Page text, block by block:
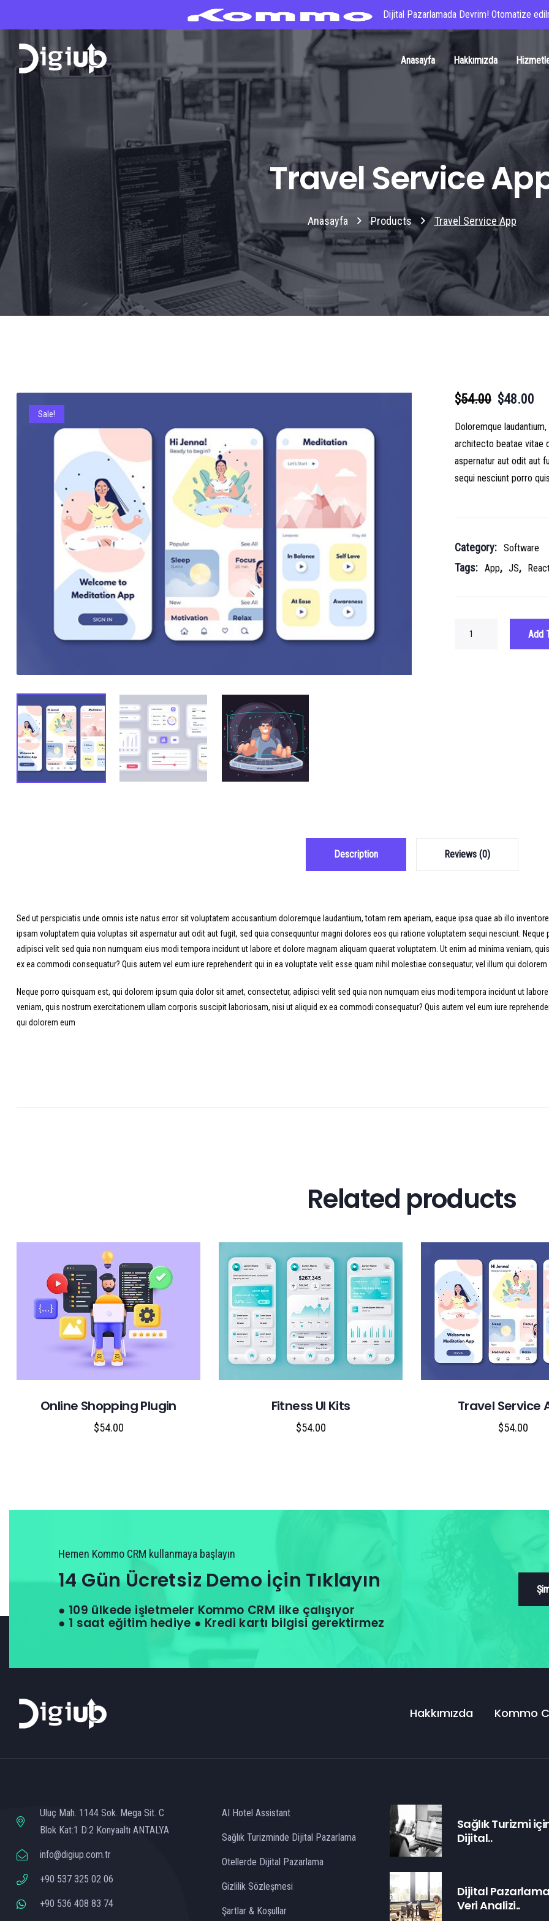
Dijital Pazarlamada Devrim! Otomatize
Anasayfa Hakkımızda
Travel Service
Anasayfa Products Travel Service App
Sale!
$54.00 $48.00
Doloremque
architecto beatae vitae
aspernatur aut odit aut
sequi nesciunt porro
Category: Software
Tags: App, JS,
Add
Description Reviews (0)
Sed ut perspiciatis unde omnis iste natus error sit voluptatem accusantium doloremque laudantium, totam rem aperiam, eaque ipsa quae ab illo
ipsam voluptatem quia voluptas sit aspernatur aut odit aut fugit, sed quia consequuntur magni dolores eos qui ratione voluptatem sequi nesciunt.
adipisci velit sed quia non numquam eius modi tempora incidunt ut labore et dolore magnam aliquam quaerat voluptatem. Ut enim ad minima veniam,
ex ea commodi consequatur? Quis autem vel eum iure reprehenderit qui in ea voluptate velit esse quam nihil molestiae consequatur, vel illum qui dolorem
Neque porro quisquam est, qui dolorem ipsum quia dolor sit amet, consectetur, adipisci velit sed quia non numquam eius modi tempora incidunt ut
veniam, quis nostrum exercitationem ullam corporis suscipit laboriosam, nisi ut aliquid ex ea commodi consequatur? Quis autem vel eum iure
qui dolorem eum
Related products
Online Shopping Plugin
$54.00
Fitness UI Kits
$54.00
Travel Service
$54.00
Hemen Kommo CRM kullanmaya başlayın
14 Gün Ücretsiz Demo İçin Tıklayın
● 109 ülkede işletmeler Kommo CRM ilke çalışıyor
● 1 saat eğitim hediye ● Kredi kartı bilgisi gerektirmez
Hakkımızda Kommo
Uluç Mah. 1144 Sok. Mega Sit. C
Blok Kat:1 D:2 Konyaaltı ANTALYA
info@digiup.com.tr
+90 537 325 02 06
+90 536 408 83 74
AI Hotel Assistant
Sağlık Turizminde Dijital Pazarlama
Otellerde Dijital Pazarlama
Gizlilik Sözleşmesi
Şartlar & Koşullar
Sağlık Turizmi
Dijital..
Dijital
Veri Analizi..